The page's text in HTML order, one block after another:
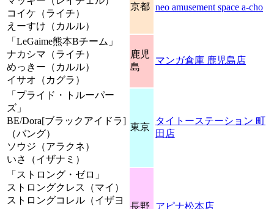
コイケ（ライチ）
えーすけ（カルル）
京都 neo amusement space a-cho
「LeGaime熊本Bチーム」
ナカシマ（ライチ）
めっきー（カルル）
イサオ（カグラ）
鹿児
島
マンガ倉庫 鹿児島店
「プライド・トルーパー
ズ」
BE/Dora[ブラックアイドラ]
（バング）
ソウジ（アラクネ）
いさ（イザナミ）
東京
タイトーステーション 町
田店
「ストロング・ゼロ」
ストロングクレス（マイ）
ストロングコレル（イザヨ
長野 アピナ松本店